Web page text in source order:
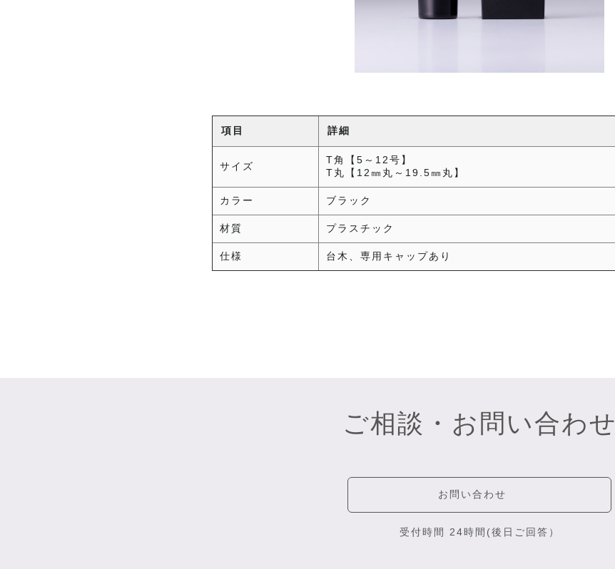
項目 詳細
サイズ
T角【5～12号】
T丸【12㎜丸～19.5㎜丸】
カラー ブラック
材質 プラスチック
仕様 台木、専用キャップあり
ご相談・お問い合わせ
お問い合わせ
受付時間 24時間(後日ご回答）